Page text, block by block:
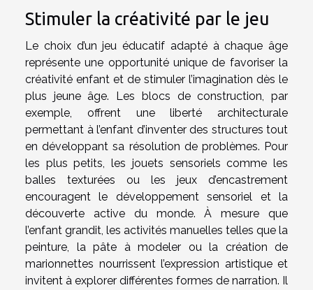
Stimuler la créativité par le jeu
Le choix d’un jeu éducatif adapté à chaque âge
représente une opportunité unique de favoriser la
créativité enfant et de stimuler l’imagination dès le
plus jeune âge. Les blocs de construction, par
exemple, offrent une liberté architecturale
permettant à l’enfant d’inventer des structures tout
en développant sa résolution de problèmes. Pour
les plus petits, les jouets sensoriels comme les
balles texturées ou les jeux d’encastrement
encouragent le développement sensoriel et la
découverte active du monde. À mesure que
l’enfant grandit, les activités manuelles telles que la
peinture, la pâte à modeler ou la création de
marionnettes nourrissent l’expression artistique et
invitent à explorer différentes formes de narration. Il